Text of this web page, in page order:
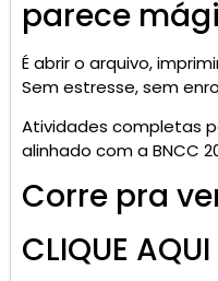
parece
É abrir o arquivo,
Sem estresse, sem
Atividades completas
alinhado com a BNCC
Corre pra
CLIQUE AQUI